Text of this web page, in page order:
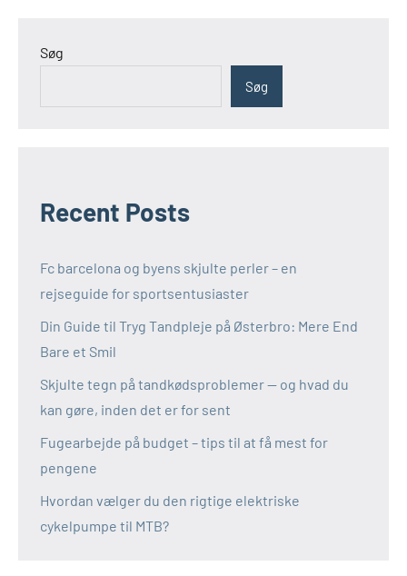
Søg
Søg
Recent Posts
Fc barcelona og byens skjulte perler – en
rejseguide for sportsentusiaster
Din Guide til Tryg Tandpleje på Østerbro: Mere End
Bare et Smil
Skjulte tegn på tandkødsproblemer — og hvad du
kan gøre, inden det er for sent
Fugearbejde på budget – tips til at få mest for
pengene
Hvordan vælger du den rigtige elektriske
cykelpumpe til MTB?